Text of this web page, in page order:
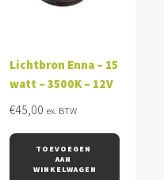
Lichtbron Enna – 15
watt – 3500K – 12V
€45,00 ex. BTW
TOEVOEGEN
AAN
WINKELWAGEN